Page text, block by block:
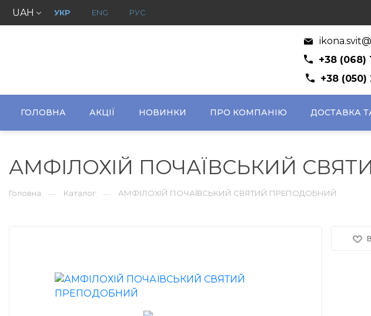
UAH УКР ENG РУС
+38 (068)
+38 (050)
ГОЛОВНА АКЦІЇ НОВИНКИ ПРО КОМПАНІЮ ДОСТАВКА
АМФІЛОХІЙ ПОЧАЇВСЬКИЙ
Головна — Каталог — АМФІЛОХІЙ ПОЧАЇВСЬКИЙ СВЯТИЙ ПРЕПОДОБНИЙ